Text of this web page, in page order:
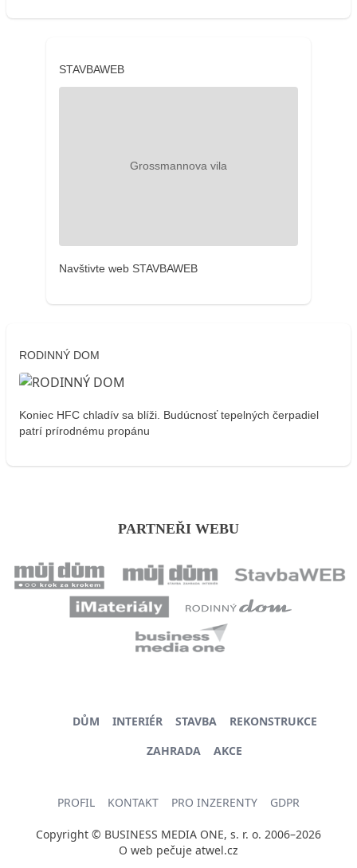
STAVBAWEB
Navštivte web STAVBAWEB
RODINNÝ DOM
Koniec HFC chladív sa blíži. Budúcnosť tepelných čerpadiel
patrí prírodnému propánu
PARTNEŘI WEBU
DŮM INTERIÉR STAVBA
REKONSTRUKCE
ZAHRADA
AKCE
PROFIL KONTAKT PRO INZERENTY GDPR
Copyright © BUSINESS MEDIA ONE, s. r. o. 2006–2026